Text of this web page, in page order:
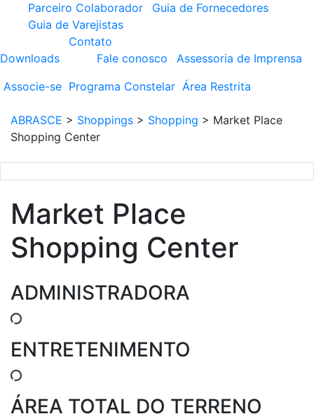
Parceiro Colaborador
Guia de Fornecedores
Guia de Varejistas
Downloads
Contato
Fale conosco
Assessoria de Imprensa
Associe-se Programa Constelar Área Restrita
ABRASCE > Shoppings > Shopping > Market Place
Shopping Center
Market Place
Shopping Center
ADMINISTRADORA
ENTRETENIMENTO
ÁREA TOTAL DO TERRENO